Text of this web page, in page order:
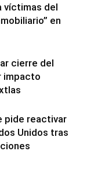
víctimas del
en
cierre del
impacto
pide reactivar
Unidos tras